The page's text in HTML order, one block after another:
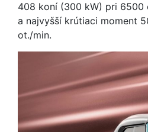
408 koní (300 kW) pri 6500
a najvyšší krútiaci moment
ot./min.